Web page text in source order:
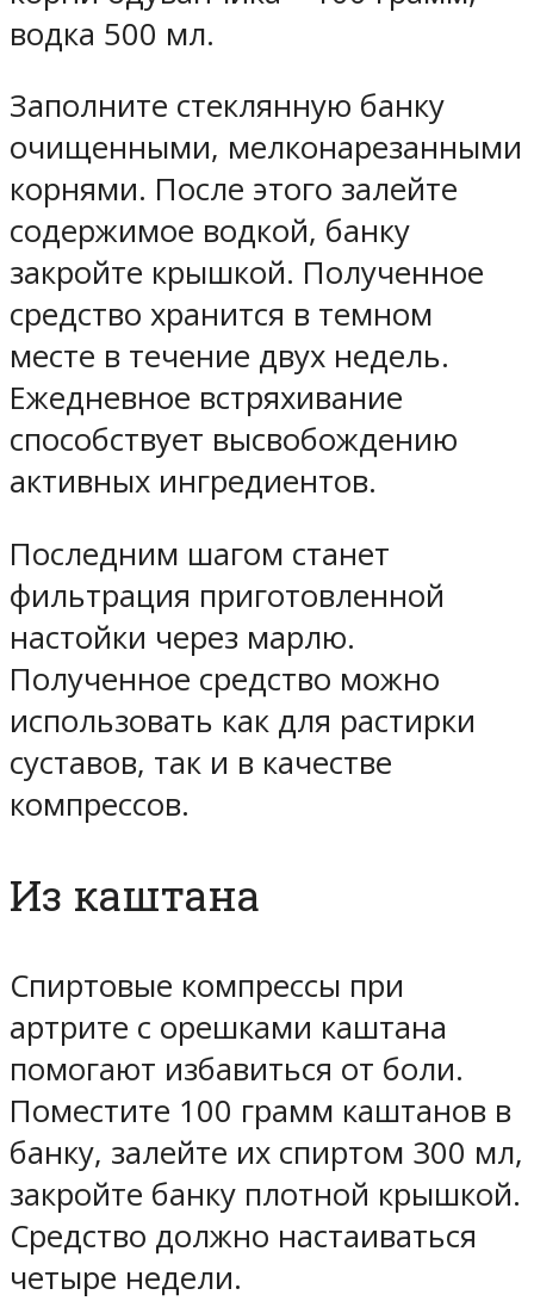
водка 500 мл.
Заполните стеклянную банку
очищенными, мелконарезанными
корнями. После этого залейте
содержимое водкой, банку
закройте крышкой. Полученное
средство хранится в темном
месте в течение двух недель.
Ежедневное встряхивание
способствует высвобождению
активных ингредиентов.
Последним шагом станет
фильтрация приготовленной
настойки через марлю.
Полученное средство можно
использовать как для растирки
суставов, так и в качестве
компрессов.
Из каштана
Спиртовые компрессы при
артрите с орешками каштана
помогают избавиться от боли.
Поместите 100 грамм каштанов в
банку, залейте их спиртом 300 мл,
закройте банку плотной крышкой.
Средство должно настаиваться
четыре недели.